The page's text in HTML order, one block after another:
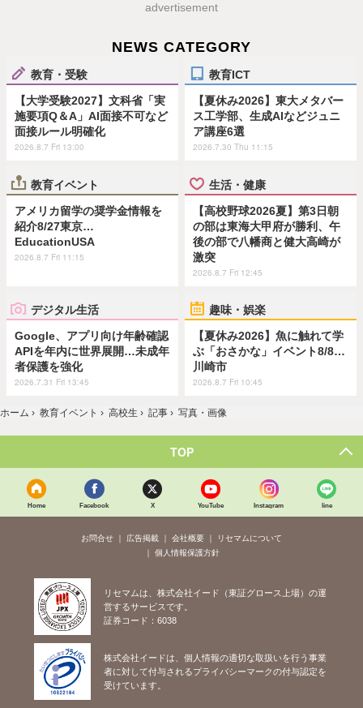
advertisement
NEWS CATEGORY
教育・受験
【大学受験2027】文科省「実
施要項Q＆A」AI面接不可など
面接ルール明確化
2026.8.7 Fri 13:00
教育ICT
【夏休み2026】東大メタバー
ス工学部、生成AIなどジュニ
ア講座6選
2026.7.30 Thu 11:15
教育イベント
アメリカ留学の奨学金情報を
紹介8/27東京…
EducationUSA
2026.8.7 Fri 11:15
生活・健康
【高校野球2026夏】第3日朝
の部は東海大甲府が勝利、午
後の部で八幡商と健大高崎が
激突
2026.8.7 Fri 12:45
デジタル生活
Google、アプリ向け年齢確認
APIを年内に世界展開…未成年
者保護を強化
2026.7.31 Fri 13:45
趣味・娯楽
【夏休み2026】魚に触れて学
ぶ「おさかな」イベント8/8…
川崎市
2026.8.7 Fri 10:45
ホーム › 教育イベント › 高校生 › 記事 › 写真・画像
TOP
Home Facebook X YouTube Instagram line
お問合せ 広告掲載 会社概要
リセマムについて
個人情報保護方針
リセマムは、株式会社イード（東証グロース上場）の運
営するサービスです。
証券コード：6038
株式会社イードは、個人情報の適切な取扱いを行う事業
者に対して付与されるプライバシーマークの付与認定を
受けています。